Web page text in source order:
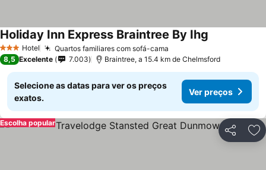
3 EstrelasHotel Quartos familiares com sofá-cama
Holiday Inn Express Braintree By Ihg
8,5 Excelente 7.003 Braintree, a 15.4 km de Chelmsford
Selecione as datas para ver os preços
exatos.
Ver preços
Partilhar
Escolha popular